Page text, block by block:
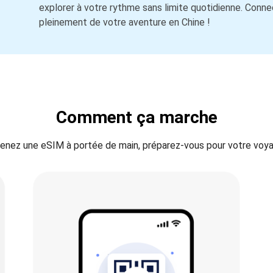
explorer à votre rythme sans limite quotidienne.
pleinement de votre aventure en Chine !
Comment ça marche
une eSIM à portée de main, préparez-vous pour votre